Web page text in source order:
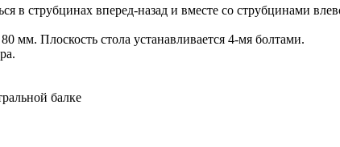
струбцинах вперед-назад и вместе со струбцинами
мм. Плоскость стола устанавливается 4-мя болтами.
балке